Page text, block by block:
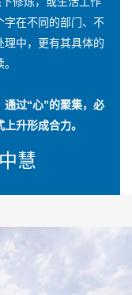
字在不同的部门、不
理中，更有其具体的
通过“心”的聚集，必
升形成合力。
慧